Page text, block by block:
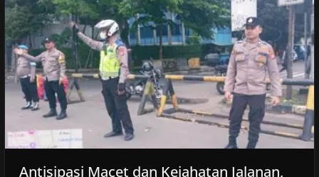
Antisipasi Macet dan Kejahatan Jalanan,